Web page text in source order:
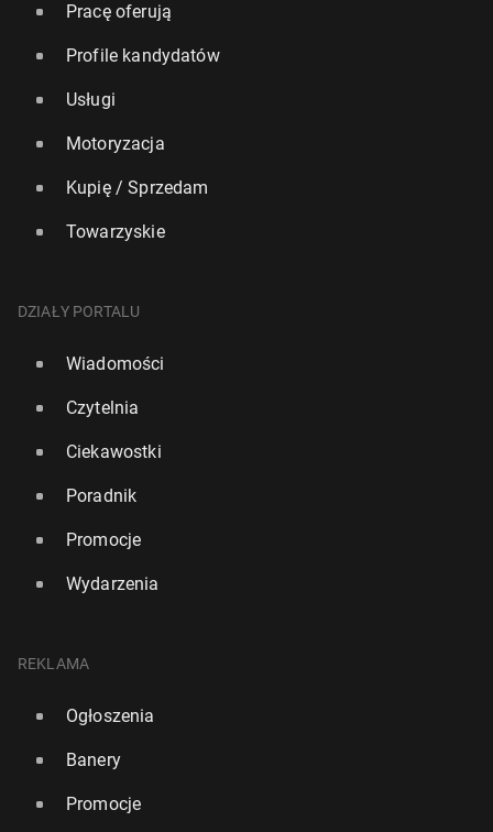
Pracę oferują
Profile kandydatów
Usługi
Motoryzacja
Kupię / Sprzedam
Towarzyskie
DZIAŁY PORTALU
Wiadomości
Czytelnia
Ciekawostki
Poradnik
Promocje
Wydarzenia
REKLAMA
Ogłoszenia
Banery
Promocje